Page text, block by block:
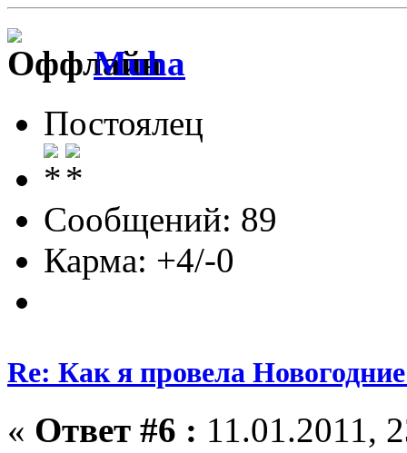
Muha
Постоялец
Сообщений: 89
Карма: +4/-0
Re: Как я провела
« Ответ #6 : 11.01.2011,